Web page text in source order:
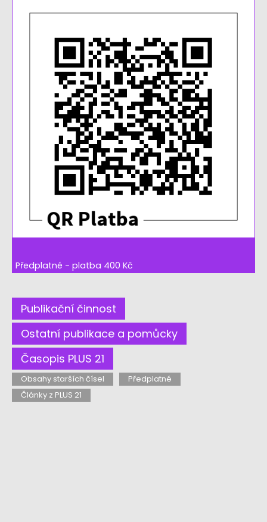
Předplatné - platba 400 Kč
Publikační činnost
Ostatní publikace a pomůcky
Časopis PLUS 21
Obsahy starších čísel
Předplatné
Články z PLUS 21